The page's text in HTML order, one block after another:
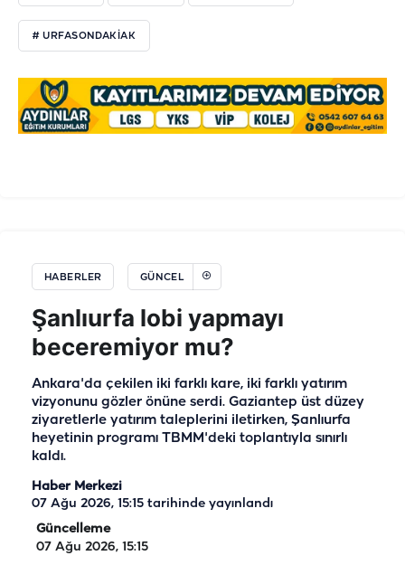
# URFASONDAKIAK
HABERLER GÜNCEL
Şanlıurfa lobi yapmayı
beceremiyor mu?
Ankara'da çekilen iki farklı kare, iki farklı yatırım
vizyonunu gözler önüne serdi. Gaziantep üst düzey
ziyaretlerle yatırım taleplerini iletirken, Şanlıurfa
heyetinin programı TBMM'deki toplantıyla sınırlı
kaldı.
Haber Merkezi
07 Ağu 2026, 15:15 tarihinde yayınlandı
Güncelleme
07 Ağu 2026, 15:15